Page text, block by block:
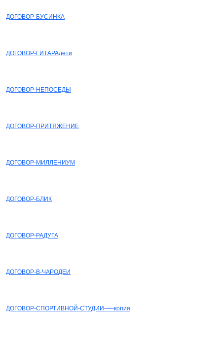
ДОГОВОР-БУСИНКА
ДОГОВОР-ГИТАРАдети
ДОГОВОР-НЕПОСЕДЫ
ДОГОВОР-ПРИТЯЖЕНИЕ
ДОГОВОР-МИЛЛЕНИУМ
ДОГОВОР-БЛИК
ДОГОВОР-РАДУГА
ДОГОВОР-В-ЧАРОДЕИ
ДОГОВОР-СПОРТИВНОЙ-СТУДИИ-—-копия